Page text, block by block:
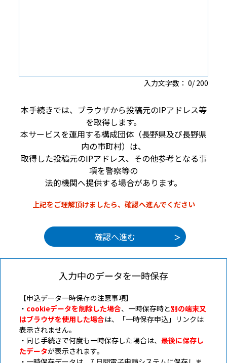
入力文字数： 0/200
本手続きでは、ブラウザから投稿元のIPアドレス等
を取得します。
本サービスを運用する構成団体（長野県及び長野県
内の市町村）は、
取得した投稿元のIPアドレス、その他参考となる事
項を警察等の
法的機関へ提供する場合があります。
上記をご理解頂けましたら、確認へ進んでください
入力中のデータを一時保存
【申込データ一時保存の注意事項】
・ cookieデータを削除した場合、一時保存時と別の端末又
はブラウザを使用した場合は、「一時保存申込」リンクは
表示されません。
・同じ手続きで何度も一時保存した場合は、 最後に保存し
たデータが表示されます。